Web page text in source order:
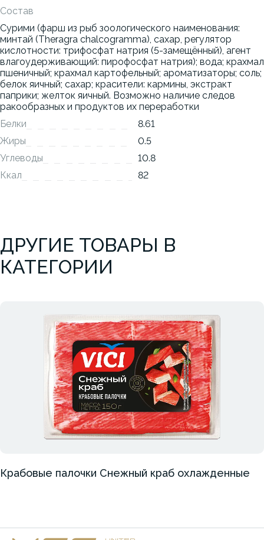
Состав
Сурими (фарш из рыб зоологического наименования:
минтай (Theragra chalcogramma), сахар, регулятор
кислотности: трифосфат натрия (5-замещённый), агент
влагоудерживающий: пирофосфат натрия); вода; крахмал
пшеничный; крахмал картофельный; ароматизаторы; соль;
белок яичный; сахар; красители: кармины, экстракт
паприки; желток яичный. Возможно наличие следов
ракообразных и продуктов их переработки
Белки
8.61
Жиры
0.5
Углеводы
10.8
Ккал
82
ДРУГИЕ ТОВАРЫ В
КАТЕГОРИИ
Крабовые палочки Снежный краб охлажденные